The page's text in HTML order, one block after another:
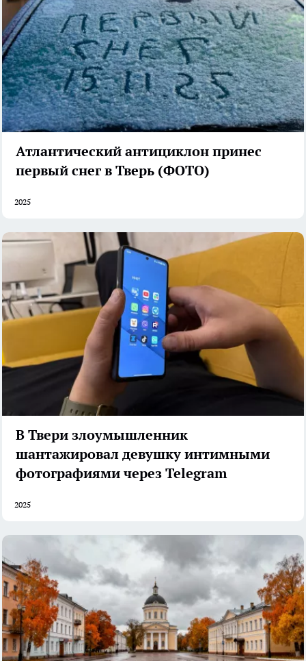
Атлантический антициклон принес
первый снег в Тверь (ФОТО)
2025
В Твери злоумышленник
шантажировал девушку интимными
фотографиями через Telegram
2025